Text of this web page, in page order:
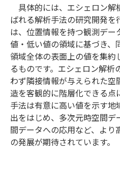
具体的には、エシェロン解
ばれる解析手法の研究開発を
は、位置情報を持つ観測デ
値・低い値の領域に基づき、
領域全体の表面上の値を集
るものです。エシェロン解析
わず隣接情報が与えられた
造を客観的に階層化できる点
手法は有意に高い値を示す
出をはじめ、多次元時空間
間データへの応用など、よ
の発展が期待されています。